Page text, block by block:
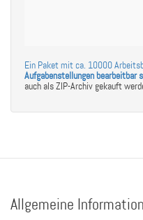
Ein Paket mit ca. 10000
Aufgabenstellungen bearbeitbar
auch als ZIP-Archiv gekauft
Allgemeine